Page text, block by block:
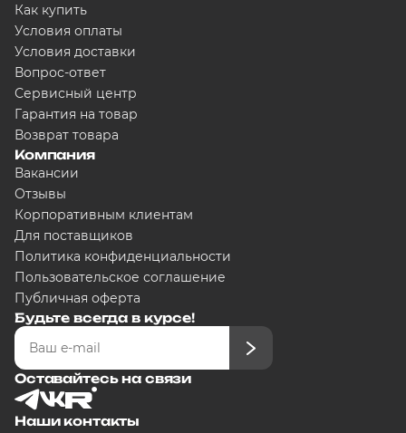
Как купить
Условия оплаты
Условия доставки
Вопрос-ответ
Сервисный центр
Гарантия на товар
Возврат товара
Компания
Вакансии
Отзывы
Корпоративным клиентам
Для поставщиков
Политика конфиденциальности
Пользовательское соглашение
Публичная оферта
Будьте всегда в курсе!
Оставайтесь на связи
Наши контакты